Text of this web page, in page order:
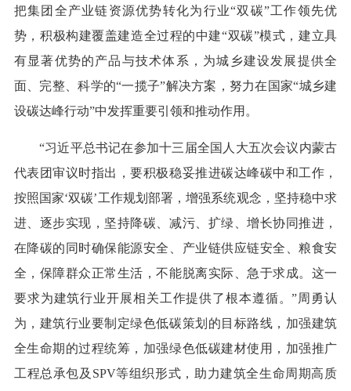
把集团全产业链资源优势转化为行业“双碳”工作领先优
势，积极构建覆盖建造全过程的中建“双碳”模式，建立具
有显著优势的产品与技术体系，为城乡建设发展提供全
面、完整、科学的“一揽子”解决方案，努力在国家“城乡建
设碳达峰行动”中发挥重要引领和推动作用。
“习近平总书记在参加十三届全国人大五次会议内蒙古
代表团审议时指出，要积极稳妥推进碳达峰碳中和工作，
按照国家‘双碳’工作规划部署，增强系统观念，坚持稳中求
进、逐步实现，坚持降碳、减污、扩绿、增长协同推进，
在降碳的同时确保能源安全、产业链供应链安全、粮食安
全，保障群众正常生活，不能脱离实际、急于求成。这一
要求为建筑行业开展相关工作提供了根本遵循。”周勇认
为，建筑行业要制定绿色低碳策划的目标路线，加强建筑
全生命期的过程统筹，加强绿色低碳建材使用，加强推广
工程总承包及SPV等组织形式，助力建筑全生命周期高质